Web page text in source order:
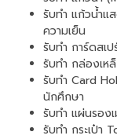
รับทำ แก้วน้ำแ
ความเย็น
รับทำ การ์ดสเ
รับทำ กล่องเห
รับทำ Card
นักศึกษา
รับทำ แผ่นรอง
รับทำ กระเป๋า